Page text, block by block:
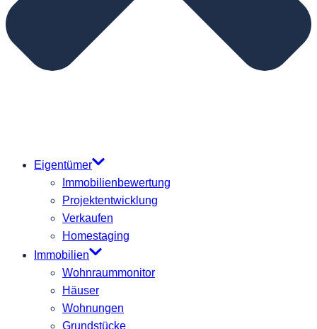
Eigentümer
Immobilienbewertung
Projektentwicklung
Verkaufen
Homestaging
Immobilien
Wohnraummonitor
Häuser
Wohnungen
Grundstücke